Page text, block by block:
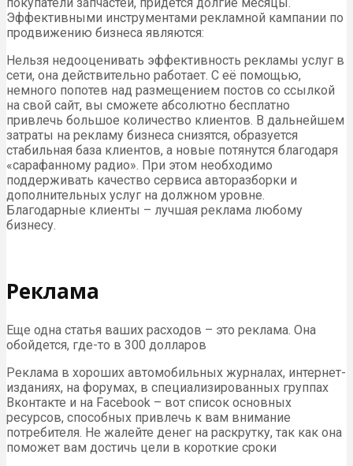
Эффективными инструментами рекламной кампании по
продвижению бизнеса являются:
Нельзя недооценивать эффективность рекламы услуг в
сети, она действительно работает. С её помощью,
немного попотев над размещением постов со ссылкой
на свой сайт, вы сможете абсолютно бесплатно
привлечь большое количество клиентов. В дальнейшем
затраты на рекламу бизнеса снизятся, образуется
стабильная база клиентов, а новые потянутся благодаря
«сарафанному радио». При этом необходимо
поддерживать качество сервиса авторазборки и
дополнительных услуг на должном уровне.
Благодарные клиенты – лучшая реклама любому
бизнесу.
Реклама
Еще одна статья ваших расходов – это реклама. Она
обойдется, где-то в 300 долларов
Реклама в хороших автомобильных журналах, интернет-
изданиях, на форумах, в специализированных группах
Вконтакте и на Facebook – вот список основных
ресурсов, способных привлечь к вам внимание
потребителя. Не жалейте денег на раскрутку, так как она
поможет вам достичь цели в короткие сроки